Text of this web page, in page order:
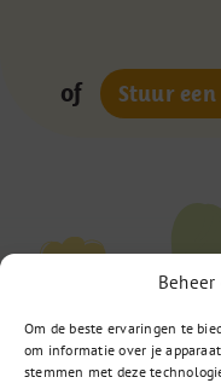
Om de beste ervaringen te
om informatie over je
stemmen met deze
of Stuur